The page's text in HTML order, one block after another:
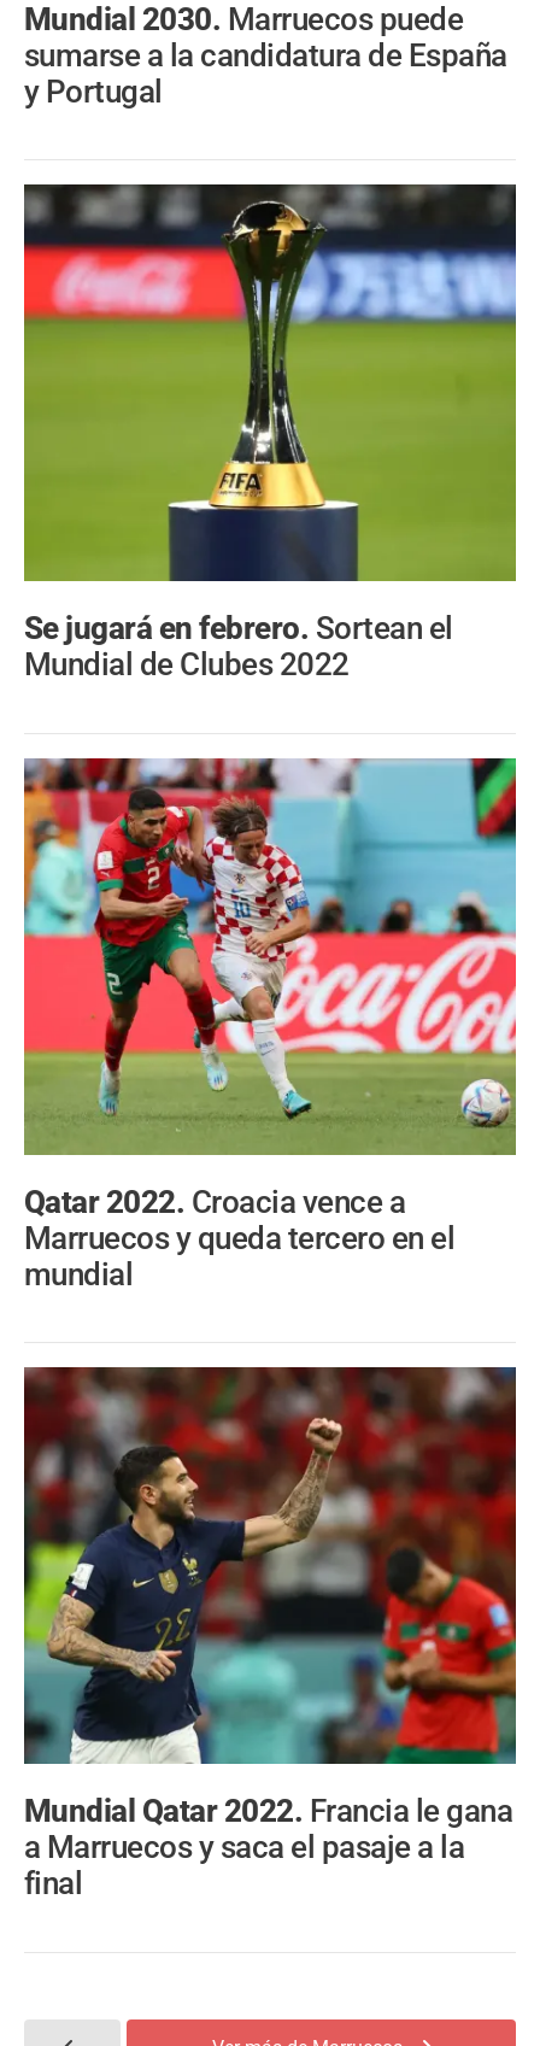
Mundial 2030. Marruecos puede
sumarse a la candidatura de España
y Portugal
Se jugará en febrero. Sortean el
Mundial de Clubes 2022
Qatar 2022. Croacia vence a
Marruecos y queda tercero en el
mundial
Mundial Qatar 2022. Francia le gana
a Marruecos y saca el pasaje a la
final